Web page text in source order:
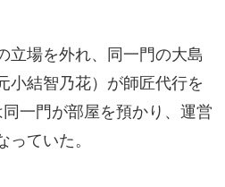
立場を外れ、同一門の大島
小結智乃花）が師匠代行を
一門が部屋を預かり、運営
ていた。